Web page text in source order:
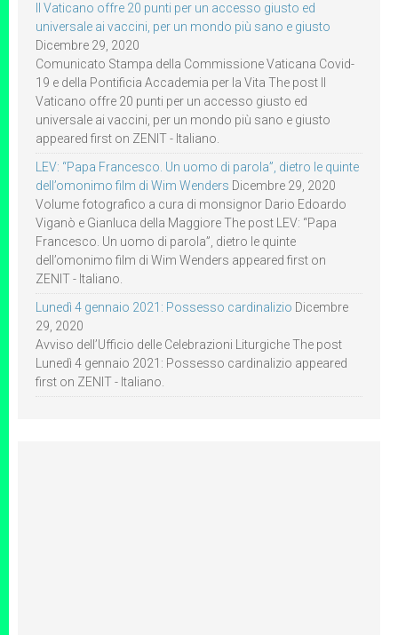
Il Vaticano offre 20 punti per un accesso giusto ed
universale ai vaccini, per un mondo più sano e giusto
Dicembre 29, 2020
Comunicato Stampa della Commissione Vaticana Covid-
19 e della Pontificia Accademia per la Vita The post Il
Vaticano offre 20 punti per un accesso giusto ed
universale ai vaccini, per un mondo più sano e giusto
appeared first on ZENIT - Italiano.
LEV: “Papa Francesco. Un uomo di parola”, dietro le quinte
dell’omonimo film di Wim Wenders Dicembre 29, 2020
Volume fotografico a cura di monsignor Dario Edoardo
Viganò e Gianluca della Maggiore The post LEV: “Papa
Francesco. Un uomo di parola”, dietro le quinte
dell’omonimo film di Wim Wenders appeared first on
ZENIT - Italiano.
Lunedì 4 gennaio 2021: Possesso cardinalizio Dicembre
29, 2020
Avviso dell’Ufficio delle Celebrazioni Liturgiche The post
Lunedì 4 gennaio 2021: Possesso cardinalizio appeared
first on ZENIT - Italiano.